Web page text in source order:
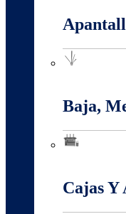
Baja,
Cajas